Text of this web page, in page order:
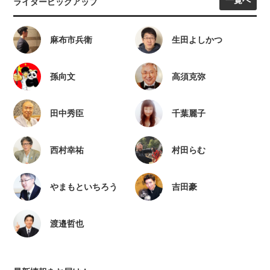
ライターピックアップ
麻布市兵衛 生田よしかつ
孫向文 高須克弥
田中秀臣 千葉麗子
西村幸祐 村田らむ
やまもといちろう 吉田豪
渡邉哲也